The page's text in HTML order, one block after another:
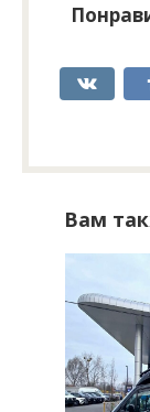
Вам